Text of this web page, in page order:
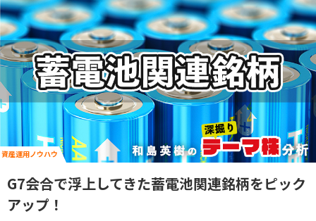
資産運用ノウハウ
G7会合で浮上してきた蓄電池関連銘柄をピック
アップ！